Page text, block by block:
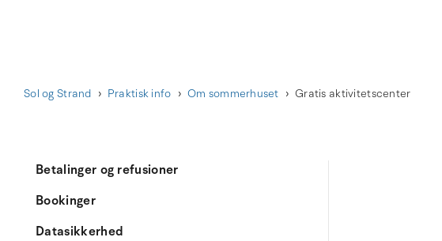
Sol og Strand Praktisk info Om sommerhuset Gratis aktivitetscenter
Betalinger og refusioner
Bookinger
Datasikkerhed